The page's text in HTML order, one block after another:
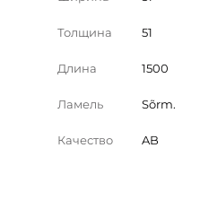
Толщина 51
Длина 1500
Ламель Sõrm.
Качество AB